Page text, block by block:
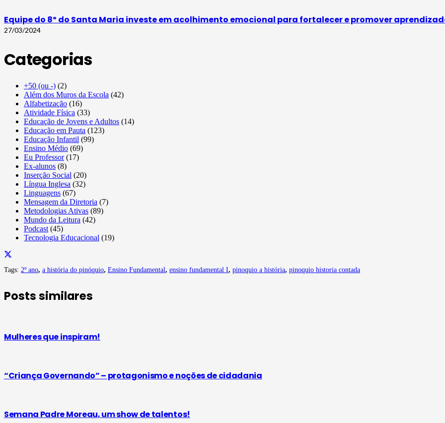
Equipe do 8º do Santa Maria investe em acolhimento emocional para fortalecer e promover
27/03/2024
Categorias
+50 (ou -) (2)
Além dos Muros da Escola (42)
Alfabetização (16)
Atividade Física (33)
Educação de Jovens e Adultos (14)
Educação em Pauta (123)
Educação Infantil (99)
Ensino Médio (69)
Eu Professor(17)
Ex-alunos (8)
Inserção Social (20)
Língua Inglesa (32)
Linguagens (67)
Mensagem da Diretoria (7)
Metodologias Ativas (89)
Mundo da Leitura (42)
Podcast (45)
Tecnologia Educacional (19)
Tags: 2º ano, a história do pinóquio, Ensino Fundamental, ensino fundamental I, pinoquio a história, pinoquio historia contada
Posts similares
Mulheres que inspiram!
“Criança Governando” – protagonismo e noções de cidadania
Semana Padre Moreau, um show de talentos!